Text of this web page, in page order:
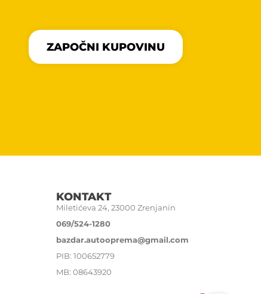
ZAPOČNI KUPOVINU
KONTAKT
Miletićeva 24, 23000 Zrenjanin
069/524-1280
bazdar.autooprema@gmail.com
PIB: 100652779
MB: 08643920